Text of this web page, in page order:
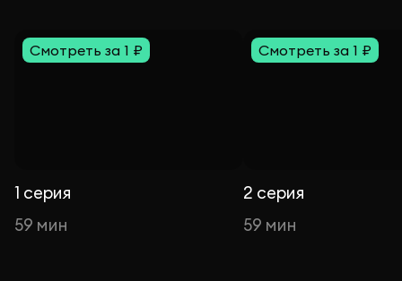
Смотреть за 1 ₽
1 серия
59 мин
Смотреть за 1 ₽
2 серия
59 мин